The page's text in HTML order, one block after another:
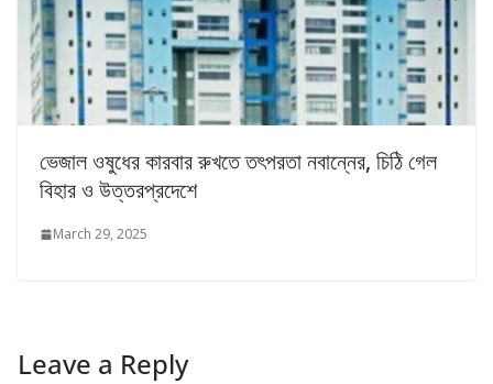
ভেজাল ওষুধের কারবার রুখতে তৎপরতা নবান্নের, চিঠি গেল
বিহার ও উত্তরপ্রদেশে
March 29, 2025
Leave a Reply